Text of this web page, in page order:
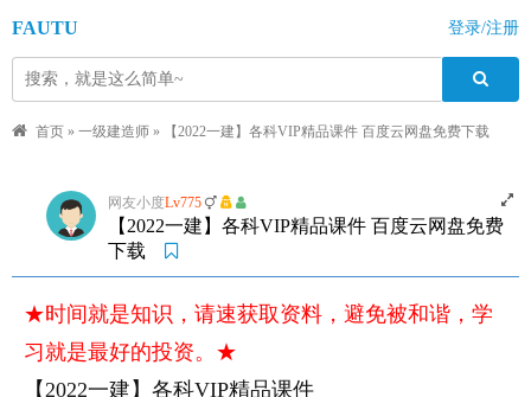
FAUTU 登录/注册
首页 » 一级建造师 » 【2022一建】各科VIP精品课件 百度云网盘免费下载
网友小度Lv775
【2022一建】各科VIP精品课件 百度云网盘免费
下载
★时间就是知识，请速获取资料，避免被和谐，学
习就是最好的投资。★
【2022一建】各科VIP精品课件